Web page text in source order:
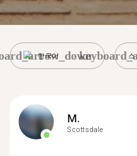
한국어 스
M.
Scottsdale